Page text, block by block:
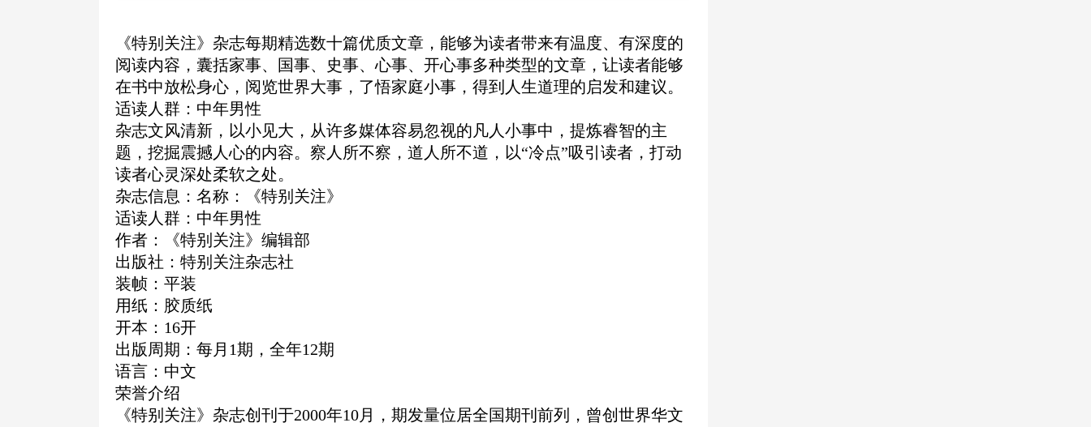
《特别关注》杂志每期精选数十篇优质文章，能够为读者带来有温度、有深度的
阅读内容，囊括家事、国事、史事、心事、开心事多种类型的文章，让读者能够
在书中放松身心，阅览世界大事，了悟家庭小事，得到人生道理的启发和建议。
适读人群：中年男性
杂志文风清新，以小见大，从许多媒体容易忽视的凡人小事中，提炼睿智的主
题，挖掘震撼人心的内容。察人所不察，道人所不道，以“冷点”吸引读者，打动
读者心灵深处柔软之处。
杂志信息：名称：《特别关注》
适读人群：中年男性
作者：《特别关注》编辑部
出版社：特别关注杂志社
装帧：平装
用纸：胶质纸
开本：16开
出版周期：每月1期，全年12期
语言：中文
荣誉介绍
《特别关注》杂志创刊于2000年10月，期发量位居全国期刊前列，曾创世界华文